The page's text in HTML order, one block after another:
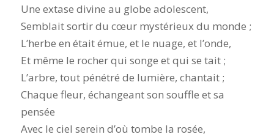
Une extase divine au globe adolescent,
Semblait sortir du cœur mystérieux du monde ;
L’herbe en était émue, et le nuage, et l’onde,
Et même le rocher qui songe et qui se tait ;
L’arbre, tout pénétré de lumière, chantait ;
Chaque fleur, échangeant son souffle et sa
pensée
Avec le ciel serein d’où tombe la rosée,